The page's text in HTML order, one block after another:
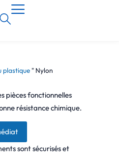
plastique " Nylon
pièces fonctionnelles
résistance chimique.
sont sécurisés et